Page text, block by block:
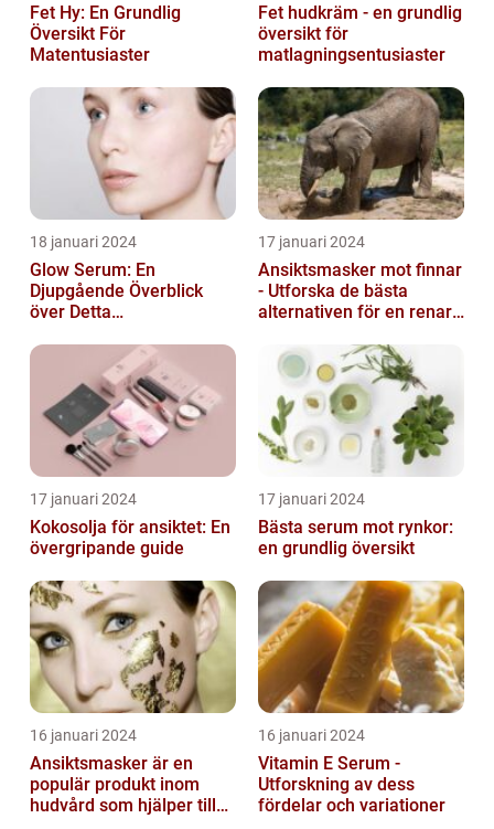
Fet Hy: En Grundlig
Översikt För
Matentusiaster
Fet hudkräm - en grundlig
översikt för
matlagningsentusiaster
18 januari 2024
Glow Serum: En
Djupgående Överblick
över Detta
17 januari 2024
Ansiktsmasker mot finnar
- Utforska de bästa
alternativen för en renare
17 januari 2024
Kokosolja för ansiktet: En
övergripande guide
17 januari 2024
Bästa serum mot rynkor:
en grundlig översikt
16 januari 2024
Ansiktsmasker är en
populär produkt inom
hudvård som hjälper till
16 januari 2024
Vitamin E Serum -
Utforskning av dess
fördelar och variationer